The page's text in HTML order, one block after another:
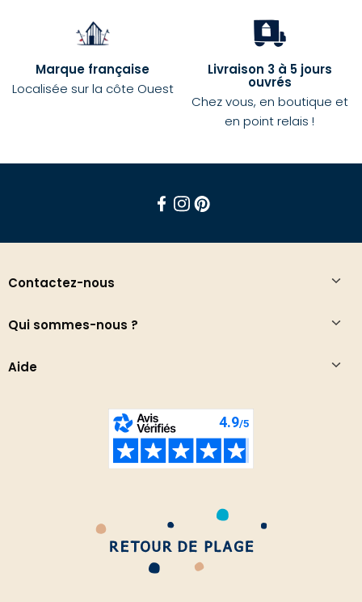
Marque française
Localisée sur la côte Ouest
Livraison 3 à 5 jours
ouvrés
Chez vous, en boutique et
en point relais !
Contactez-nous
Qui sommes-nous ?
Aide